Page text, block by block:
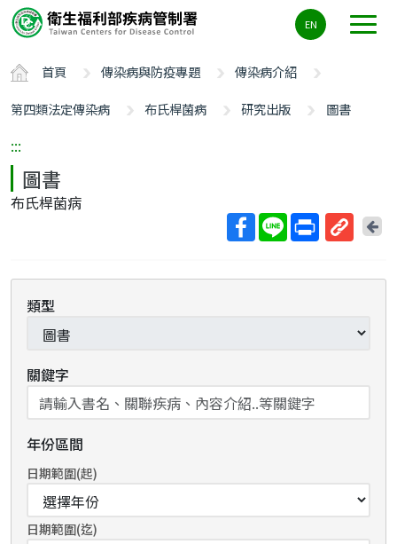
要
容
ALT+C
EN
首頁 傳染病與防疫專題
傳染病介紹
第四類法定傳染病
布氏桿菌病 研究出版 圖書
:::
圖書
布氏桿菌病
回
類型
關鍵字
年份區間
日期範圍(起)
日期範圍(迄)